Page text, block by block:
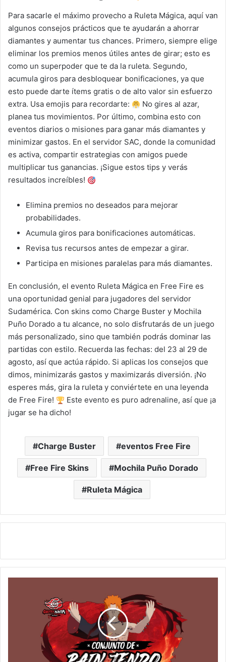
Para sacarle el máximo provecho a Ruleta Mágica, aquí van
algunos consejos prácticos que te ayudarán a ahorrar
diamantes y aumentar tus chances. Primero, siempre elige
eliminar los premios menos útiles antes de girar; esto es
como un superpoder que te da la ruleta. Segundo,
acumula giros para desbloquear bonificaciones, ya que
esto puede darte ítems gratis o de alto valor sin esfuerzo
extra. Usa emojis para recordarte:
No gires al azar,
planea tus movimientos. Por último, combina esto con
eventos diarios o misiones para ganar más diamantes y
minimizar gastos. En el servidor SAC, donde la comunidad
es activa, compartir estrategias con amigos puede
multiplicar tus ganancias. ¡Sigue estos tips y verás
resultados increíbles!
Elimina premios no deseados para mejorar
probabilidades.
Acumula giros para bonificaciones automáticas.
Revisa tus recursos antes de empezar a girar.
Participa en misiones paralelas para más diamantes.
En conclusión, el evento Ruleta Mágica en Free Fire es
una oportunidad genial para jugadores del servidor
Sudamérica. Con skins como Charge Buster y Mochila
Puño Dorado a tu alcance, no solo disfrutarás de un juego
más personalizado, sino que también podrás dominar las
partidas con estilo. Recuerda las fechas: del 23 al 29 de
agosto, así que actúa rápido. Si aplicas los consejos que
dimos, minimizarás gastos y maximizarás diversión. ¡No
esperes más, gira la ruleta y conviértete en una leyenda
de Free Fire!
Este evento es puro adrenaline, así que ¡a
jugar se ha dicho!
Charge Buster eventos Free Fire
Free Fire Skins Mochila Puño Dorado
Ruleta Mágica